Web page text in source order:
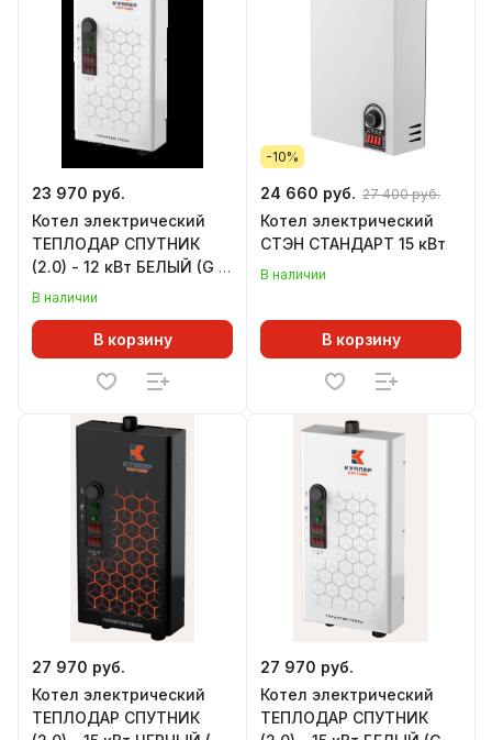
23 970 руб.
Котел электрический
ТЕПЛОДАР СПУТНИК
(2.0) - 12 кВт БЕЛЫЙ (G 1-
1/2")
В наличии
В корзину
-10%
24 660 руб. 27 400 руб.
Котел электрический
СТЭН СТАНДАРТ 15 кВт
В наличии
В корзину
27 970 руб.
Котел электрический
ТЕПЛОДАР СПУТНИК
27 970 руб.
Котел электрический
ТЕПЛОДАР СПУТНИК